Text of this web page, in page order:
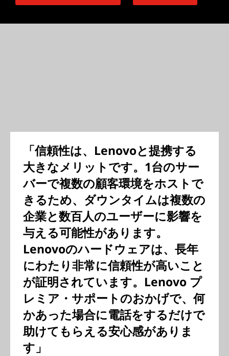
「信頼性は、Lenovoと提携する
大きなメリットです。1台のサー
バーで複数の顧客環境をホストで
きるため、ダウンタイムは複数の
企業と数百人のユーザーに影響を
与える可能性があります。
Lenovoのハードウェアは、長年
にわたり非常に信頼性が高いこと
が証明されています。Lenovo プ
レミア・サポートのおかげで、何
かあった場合に電話をするだけで
助けてもらえる安心感がありま
す」